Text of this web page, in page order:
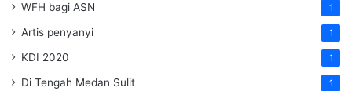
WFH bagi ASN 1
Artis penyanyi 1
KDI 2020 1
Di Tengah Medan Sulit 1